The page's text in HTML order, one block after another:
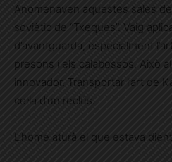
Anomenaven aquestes sales
soviètic de “Txeques”. Vaig
d’avantguarda, especialment
presons i els calabossos. Això
innovador. Transportar l’art de
cel·la d’un reclús.
L’home aturà el que estava